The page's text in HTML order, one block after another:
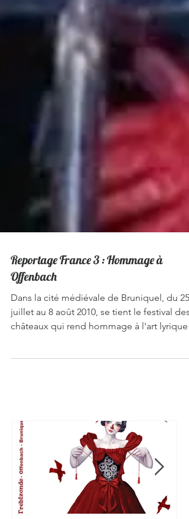
Reportage France 3 : Hommage à
Offenbach
Dans la cité médiévale de Bruniquel, du 25
juillet au 8 août 2010, se tient le festival des
de...